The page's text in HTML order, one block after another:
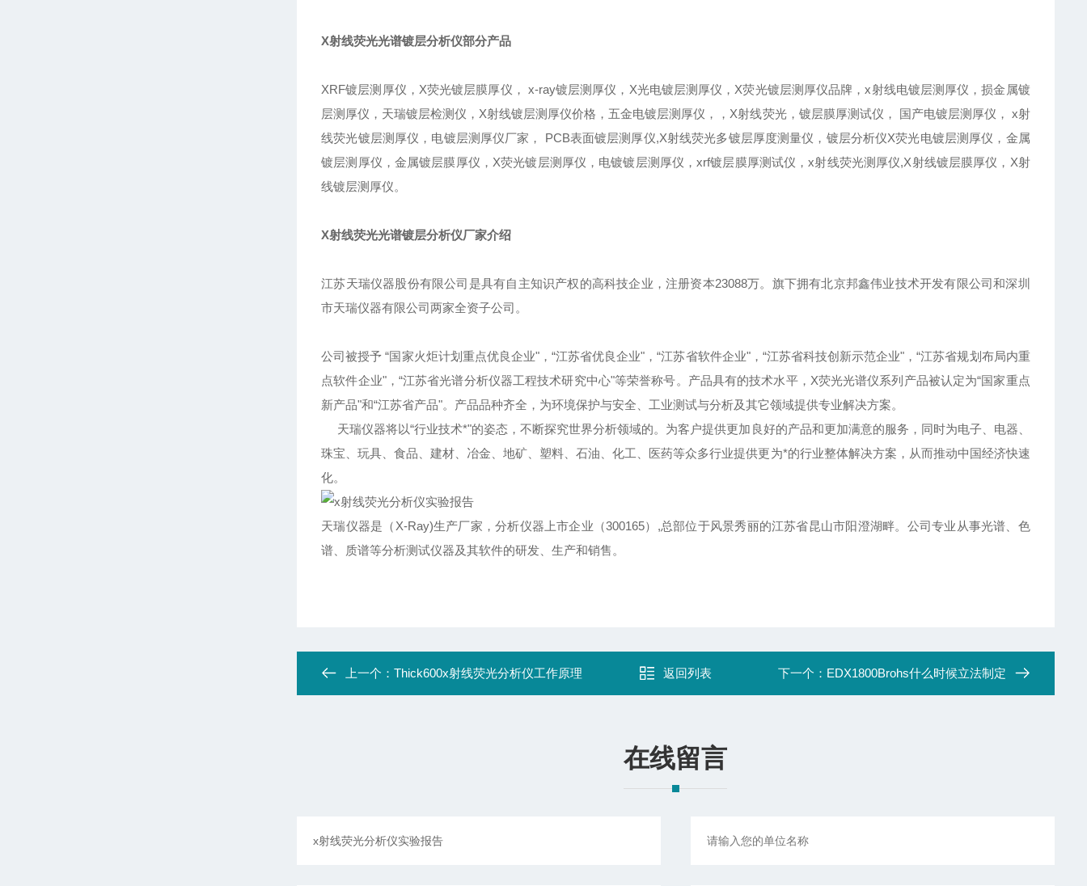
X射线荧光光谱镀层分析仪部分产品
XRF镀层测厚仪，X荧光镀层膜厚仪， x-ray镀层测厚仪，X光电镀层测厚仪，X荧光镀层测厚仪品牌，x射线电镀层测厚仪，损金属镀
层测厚仪，天瑞镀层检测仪，X射线镀层测厚仪价格，五金电镀层测厚仪，
，X射线荧光，镀层膜厚测试仪， 国产电镀层测厚仪， x射
线荧光镀层测厚仪，电镀层测厚仪厂家， PCB表面镀层测厚仪,X射线荧光多镀层厚度测量仪，镀层分析仪X荧光电镀层测厚仪，金属
镀层测厚仪，金属镀层膜厚仪，X荧光镀层测厚仪，电镀镀层测厚仪，xrf镀层膜厚测试仪，x射线荧光测厚仪,X射线镀层膜厚仪，X射
线镀层测厚仪。
X射线荧光光谱镀层分析仪厂家介绍
江苏天瑞仪器股份有限公司是具有自主知识产权的高科技企业，注册资本23088万。旗下拥有北京邦鑫伟业技术开发有限公司和深圳
市天瑞仪器有限公司两家全资子公司。
公司被授予 “国家火炬计划重点优良企业"，“江苏省优良企业"，“江苏省软件企业"，“江苏省科技创新示范企业"，“江苏省规划布局内重
点软件企业"，“江苏省光谱分析仪器工程技术研究中心"等荣誉称号。产品具有的技术水平，X荧光光谱仪系列产品被认定为“国家重点
新产品"和“江苏省产品"。产品品种齐全，为环境保护与安全、工业测试与分析及其它领域提供专业解决方案。
天瑞仪器将以“行业技术*"的姿态，不断探究世界分析领域的。为客户提供更加良好的产品和更加满意的服务，同时为电子、电器、
珠宝、玩具、食品、建材、冶金、地矿、塑料、石油、化工、医药等众多行业提供更为*的行业整体解决方案，从而推动中国经济快速
化。
天瑞仪器是 （X-Ray)生产厂家，分析仪器上市企业（300165）,总部位于风景秀丽的江苏省昆山市阳澄湖畔。公司专业从事光谱、色
谱、质谱等分析测试仪器及其软件的研发、生产和销售。
上一个：Thick600x射线荧光分析仪工作原理 返回列表 下一个： EDX1800Brohs什么时候立法制定
在线留言